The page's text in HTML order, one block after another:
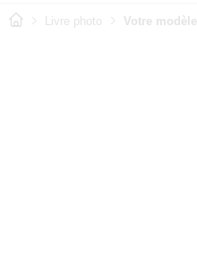
Livre photo Votre modèle